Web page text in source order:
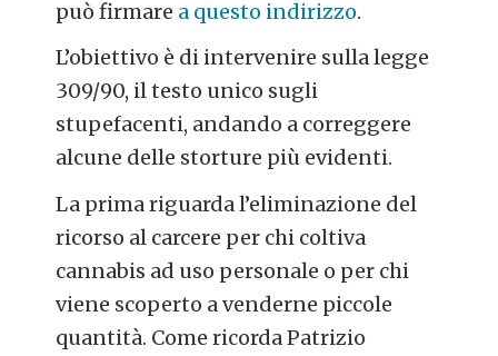
può firmare a questo indirizzo.
L’obiettivo è di intervenire sulla legge
309/90, il testo unico sugli
stupefacenti, andando a correggere
alcune delle storture più evidenti.
La prima riguarda l’eliminazione del
ricorso al carcere per chi coltiva
cannabis ad uso personale o per chi
viene scoperto a venderne piccole
quantità. Come ricorda Patrizio